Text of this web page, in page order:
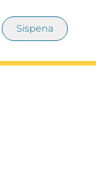
Sispena